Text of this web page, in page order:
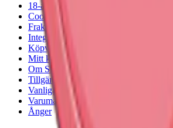
18-årsgräns
Cookiepolicy
Frakt- och leveransvillkor
Integritetspolicy
Köpvillkor
Mitt konto
Om Snuset.se
Tillgänglighetsredogörelse
Vanliga frågor
Varumärken
Ånger